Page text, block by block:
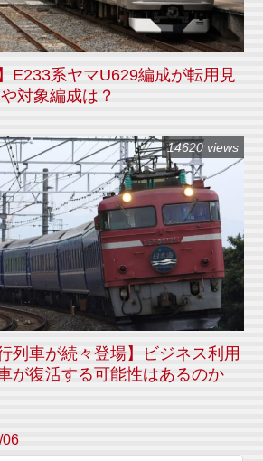
E233系ヤマU629編成が転用見
対象編成は？
列車が続々登場】ビジネス利用
が復活する可能性はあるのか
14620 views
06